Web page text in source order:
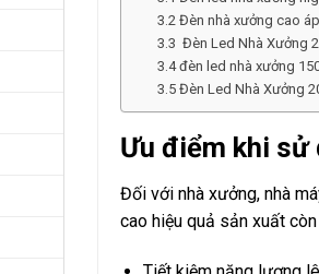
3.2 Đèn nhà xưởng cao
3.3 Đèn Led Nhà Xưởng
3.4 đèn led nhà xưởng
3.5 Đèn Led Nhà Xưởng
Ưu điểm khi sử
Đối với nhà xưởng, nhà
cao hiệu quả sản xuất